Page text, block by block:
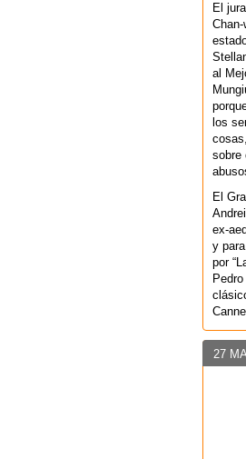
El
al
los
sobre
El
ex-
y
por
27